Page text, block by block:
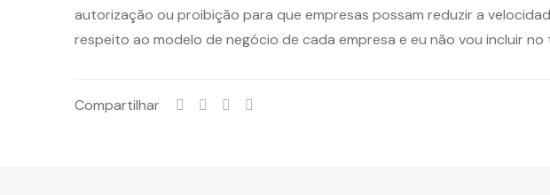
autorização ou proibição para que empresas possam reduzir a
respeito ao modelo de negócio de cada empresa e eu não vou incluir no
Compartilhar